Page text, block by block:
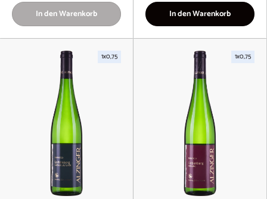
In den Warenkorb In den Warenkorb
1x0,75 1x0,75